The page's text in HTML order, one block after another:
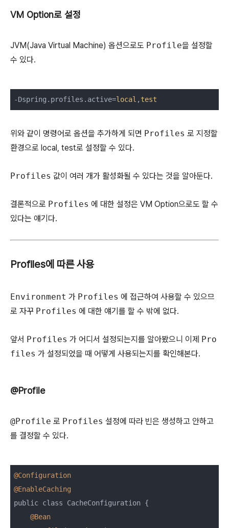
VM Option로 설정
JVM(Java Virtual Machine) 옵션으로도 Profile을 설정할
수 있다.
-Dspring.profiles.active=local , test
위와 같이 명령어로 옵션을 추가하게 되면 Profiles 로 지정할
환경으로 local, test로 설정할 수 있다.
Profiles 값이 여러 개가 활성화될 수 있다는 것을 알아둔다.
결론적으로 Profiles 에 대한 설정은 VM Option으로도 할 수
있다는 얘기다.
Profiles에 따른 사용
Environment 가 Profiles 에 접근하여 사용할 수 있으므
로 자꾸 Profiles 에 대한 얘기를 할 수 밖에 없다.
앞서 Profiles 가 어디서 설정되는지를 알아봤으니 이제 Pro
files 가 설정되었을 때 어떻게 사용되는지를 확인해본다.
@Profile
@Profile 로 Profiles 설정에 따라 빈은 생성하고 안하고
를 결정할 수 있다.
@Configuration
@EnableCaching
public class CacheConfiguration {
@Bean